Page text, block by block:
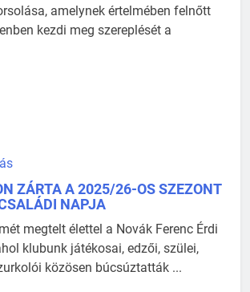
amelynek értelmében felnőtt
kezdi meg szereplését a
ZÁRTA A 2025/26-OS SZEZONT
NAPJA
megtelt élettel a Novák Ferenc Érdi
klubunk játékosai, edzői, szülei,
közösen búcsúztatták ...